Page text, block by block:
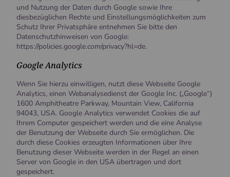
und Nutzung der Daten durch Google sowie Ihre
diesbezüglichen Rechte und Einstellungsmöglichkeiten zum
Schutz Ihrer Privatsphäre entnehmen Sie bitte den
Datenschutzhinweisen von Google:
https://policies.google.com/privacy?hl=de.
Google Analytics
Wenn Sie hierzu einwilligen, nutzt diese Webseite Google
Analytics, einen Webanalysedienst der Google Inc. („Google“)
1600 Amphitheatre Parkway, Mountain View, California
94043, USA. Google Analytics verwendet Cookies die auf
Ihrem Computer gespeichert werden und die eine Analyse
der Benutzung der Webseite durch Sie ermöglichen. Die
durch diese Cookies erzeugten Informationen über Ihre
Benutzung dieser Webseite werden in der Regel an einen
Server von Google in den USA übertragen und dort
gespeichert.